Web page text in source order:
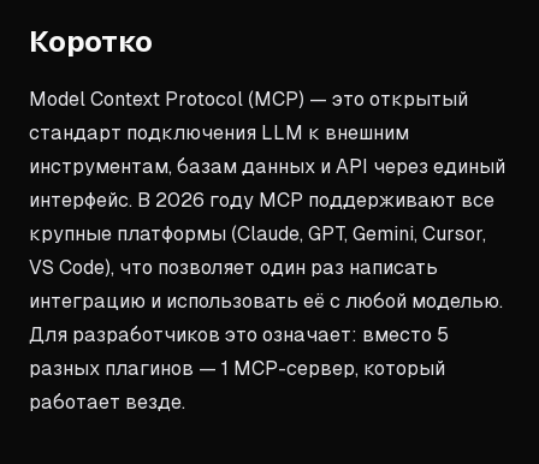
Коротко
Model Context Protocol (MCP) — это открытый
стандарт подключения LLM к внешним
инструментам, базам данных и API через единый
интерфейс. В 2026 году MCP поддерживают все
крупные платформы (Claude, GPT, Gemini, Cursor,
VS Code), что позволяет один раз написать
интеграцию и использовать её с любой моделью.
Для разработчиков это означает: вместо 5
разных плагинов — 1 MCP-сервер, который
работает везде.